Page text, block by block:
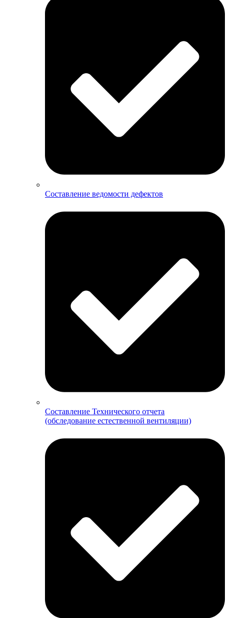
Составление ведомости дефектов
Составление Технического отчета
(обследование естественной вентиляции)